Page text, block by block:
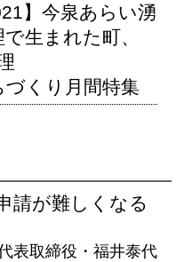
】今泉あらい湧
生まれた町、
づくり月間特集
請が難しくなる
表取締役・福井泰代